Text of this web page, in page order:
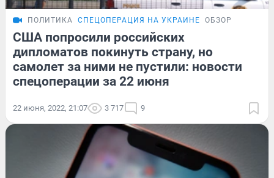
ПОЛИТИКА СПЕЦОПЕРАЦИЯ НА УКРАИНЕ ОБЗОР
США попросили российских
дипломатов покинуть страну, но
самолет за ними не пустили: новости
спецоперации за 22 июня
22 июня, 2022, 21:07 3 717 9